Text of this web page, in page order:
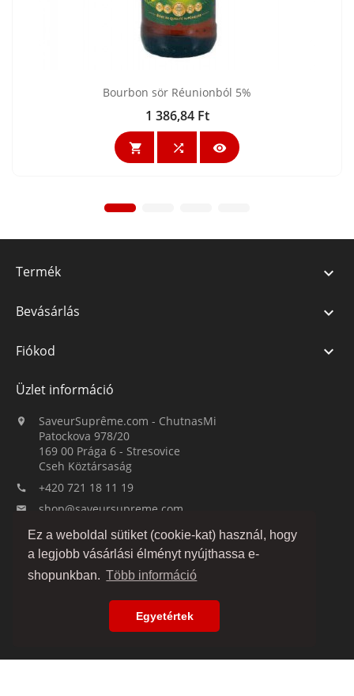
Ez a weboldal sütiket (cookie-kat) használ, hogy
a legjobb vásárlási élményt nyújthassa e-
shopunkban. Több információ
Egyetértek
Bourbon sör Réunionból 5%
Ár
1 386,84 Ft
  
Termék 
Bevásárlás 
Fiókod 
Üzlet információ

SaveurSuprême.com - ChutnasMi
Patockova 978/20
169 00 Prága 6 - Stresovice
Cseh Köztársaság
 +420 721 18 11 19
 shop@saveursupreme.com
Figyelj minket: